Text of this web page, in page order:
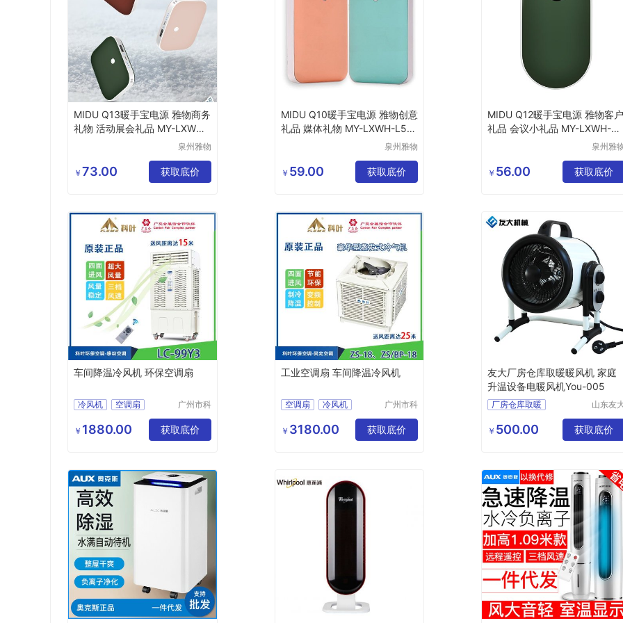
MIDU Q13暖手宝电源 雅物商务
礼物 活动展会礼品 MY-LXWH-
泉州雅物
公司
￥ 73.00 获取底价
MIDU Q10暖手宝电源 雅物创意
礼品 媒体礼物 MY-LXWH-L5-2
泉州雅物
公司
￥ 59.00 获取底价
MIDU Q12暖手宝电源 雅物客户
礼品 会议小礼品 MY-LXWH-L5
泉州雅
公司
￥ 56.00 获取底价
车间降温冷风机 环保空调扇
冷风机 空调扇
广州市科
技有限公
司
￥ 1880.00 获取底价
工业空调扇 车间降温冷风机
空调扇 冷风机
广州市科
技有限公
司
￥ 3180.00 获取底价
友大厂房仓库取暖暖风机 家庭
升温设备电暖风机You-005
厂房仓库取暖
山东友
有限公司
￥ 500.00 获取底价